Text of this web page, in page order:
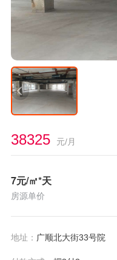
38325 元/月
7元/㎡*天
房源单价
地址： 广顺北大街33号院